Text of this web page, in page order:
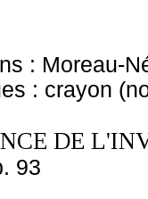
: Moreau-
: crayon
DE
93